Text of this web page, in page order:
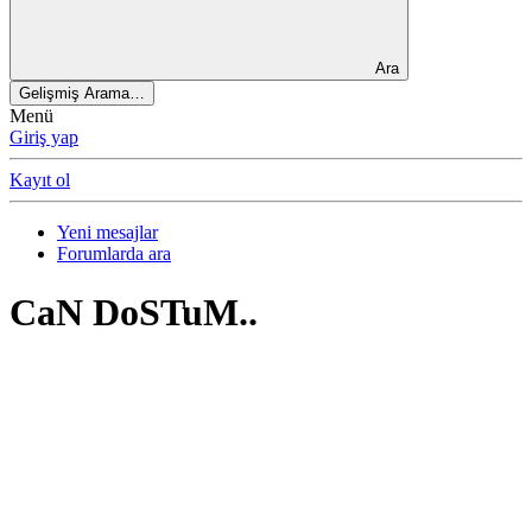
Ara
Gelişmiş Arama…
Menü
Giriş yap
Kayıt ol
Yeni mesajlar
Forumlarda ara
CaN DoSTuM..